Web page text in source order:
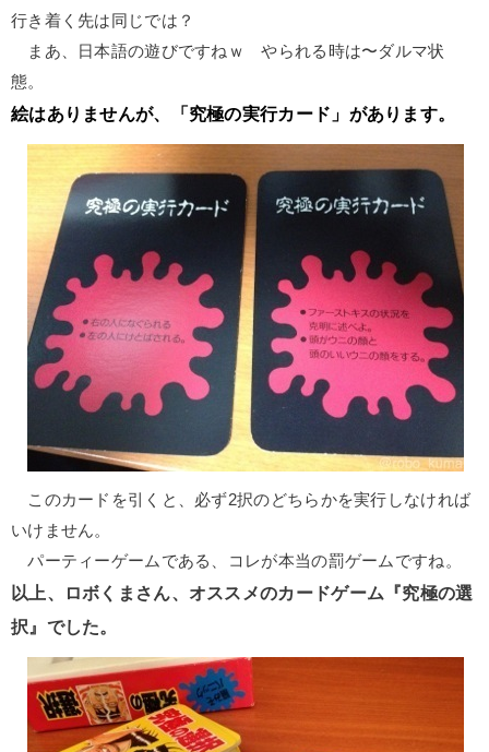
行き着く先は同じでは？
まあ、日本語の遊びですねｗ やられる時は〜ダルマ状
態。
絵はありませんが、「究極の実行カード」があります。
このカードを引くと、必ず2択のどちらかを実行しなければ
いけません。
パーティーゲームである、コレが本当の罰ゲームですね。
以上、ロボくまさん、オススメのカードゲーム『究極の選
択』でした。